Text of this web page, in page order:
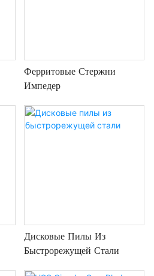
Ферритовые Стержни
Импедер
Дисковые Пилы Из
Быстрорежущей Стали